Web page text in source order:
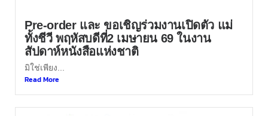
Pre-order และ ขอเชิญร่วมงานเปิดตัว แม่
ทั้งชีวี พฤหัสบดีที่2 เมษายน 69 ในงาน
สัปดาห์หนังสือแห่งชาติ
มิใช่เพียง...
Read More